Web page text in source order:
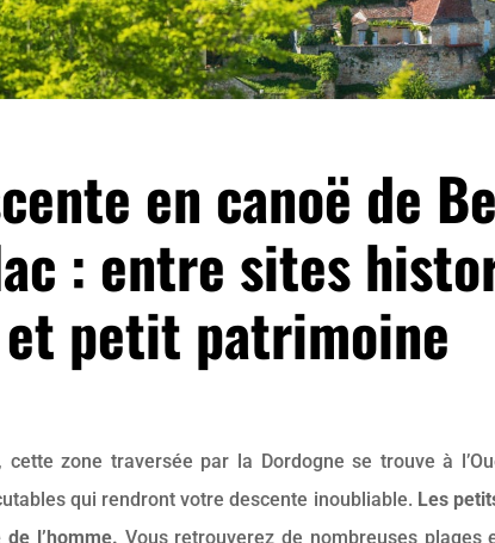
en canoë de
: entre sites
et petit patrimoine
cette zone traversée par la Dordogne se trouve à
qui rendront votre descente inoubliable. Les
l’homme. Vous retrouverez de nombreuses